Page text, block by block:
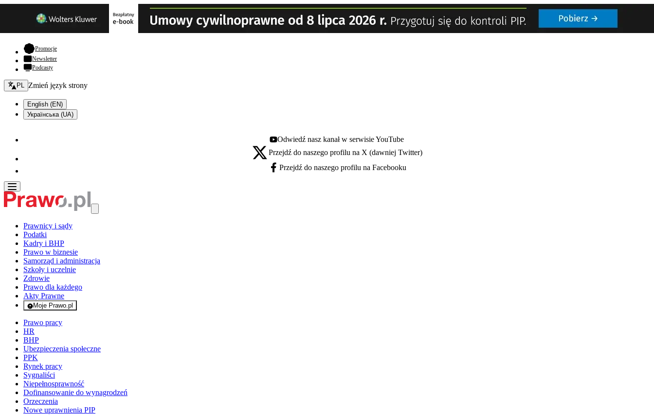
Promocje- otwiera się w nowej karcie
Newsletter
Podcasty
Zmień język - bieżący:
PL Zmień język strony
English (EN)
Українська (UA)
Youtube - otwiera się w nowej karcie
Odwiedź nasz kanał w serwisie YouTube
X - otwiera się w nowej karcie
Przejdź do naszego profilu na X (dawniej Twitter)
Facebook - otwiera się w nowej karcie
Przejdź do naszego profilu na Facebooku
Prawnicy i sądy
Podatki
Kadry i BHP
Prawo w biznesie
Samorząd i administracja
Szkoły i uczelnie
Zdrowie
Prawo dla każdego
Akty Prawne
Moje Prawo.pl
- rejestracja i logowanie do serwisu
Prawo pracy
HR
BHP
Ubezpieczenia społeczne
PPK
Rynek pracy
Sygnaliści
Niepełnosprawność
Dofinansowanie do wynagrodzeń
Orzeczenia
Nowe uprawnienia PIP